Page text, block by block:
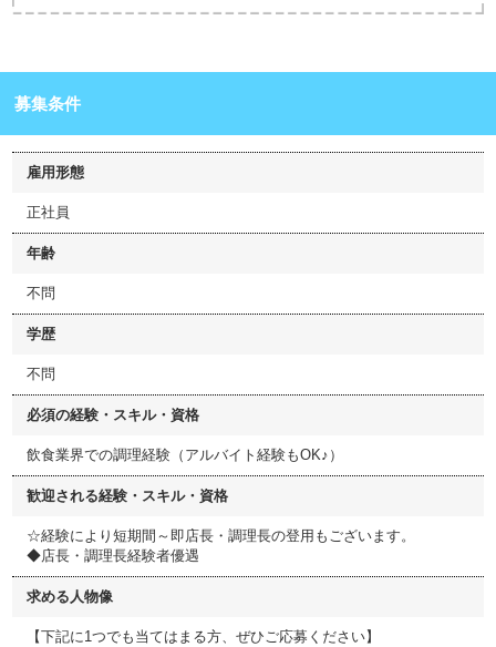
募集条件
雇用形態
正社員
年齢
不問
学歴
不問
必須の経験・スキル・資格
飲食業界での調理経験（アルバイト経験もOK♪）
歓迎される経験・スキル・資格
☆経験により短期間～即店長・調理長の登用もございます。
◆店長・調理長経験者優遇
求める人物像
【下記に1つでも当てはまる方、ぜひご応募ください】